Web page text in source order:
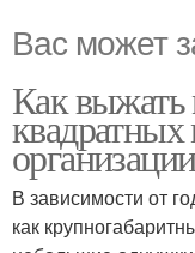
Вас может
Как выжать
В зависимости от
как